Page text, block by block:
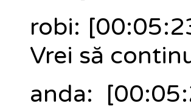
robi:
Vrei să
anda: